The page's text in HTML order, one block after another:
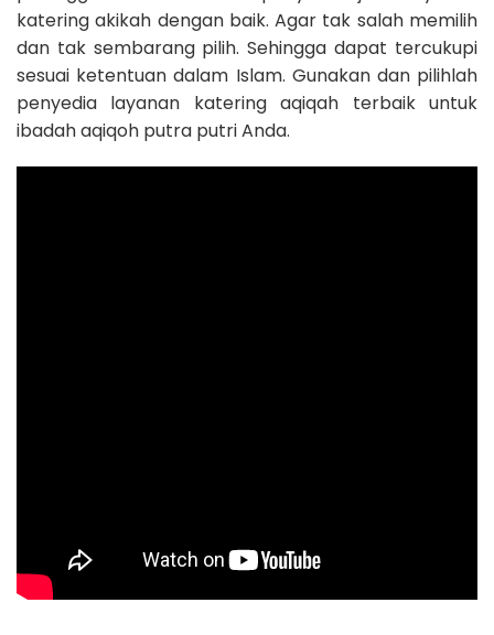
katering akikah dengan baik. Agar tak salah memilih
dan tak sembarang pilih. Sehingga dapat tercukupi
sesuai ketentuan dalam Islam. Gunakan dan pilihlah
penyedia layanan katering aqiqah terbaik untuk
ibadah aqiqoh putra putri Anda.